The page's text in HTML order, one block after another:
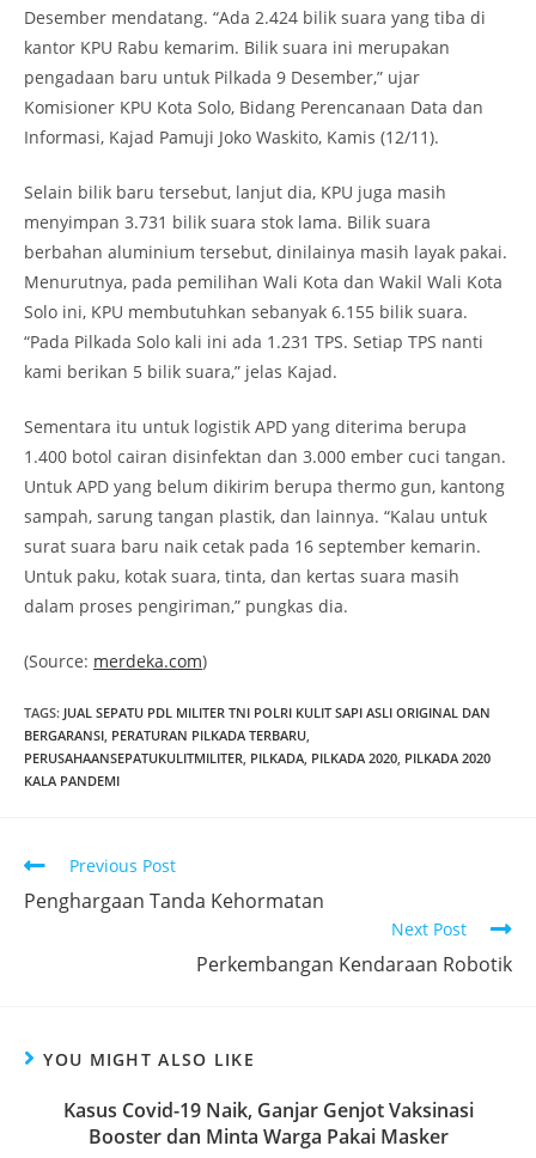
Desember mendatang. “Ada 2.424 bilik suara yang tiba di
kantor KPU Rabu kemarim. Bilik suara ini merupakan
pengadaan baru untuk Pilkada 9 Desember,” ujar
Komisioner KPU Kota Solo, Bidang Perencanaan Data dan
Informasi, Kajad Pamuji Joko Waskito, Kamis (12/11).
Selain bilik baru tersebut, lanjut dia, KPU juga masih
menyimpan 3.731 bilik suara stok lama. Bilik suara
berbahan aluminium tersebut, dinilainya masih layak pakai.
Menurutnya, pada pemilihan Wali Kota dan Wakil Wali Kota
Solo ini, KPU membutuhkan sebanyak 6.155 bilik suara.
“Pada Pilkada Solo kali ini ada 1.231 TPS. Setiap TPS nanti
kami berikan 5 bilik suara,” jelas Kajad.
Sementara itu untuk logistik APD yang diterima berupa
1.400 botol cairan disinfektan dan 3.000 ember cuci tangan.
Untuk APD yang belum dikirim berupa thermo gun, kantong
sampah, sarung tangan plastik, dan lainnya. “Kalau untuk
surat suara baru naik cetak pada 16 september kemarin.
Untuk paku, kotak suara, tinta, dan kertas suara masih
dalam proses pengiriman,” pungkas dia.
(Source: merdeka.com)
TAGS: JUAL SEPATU PDL MILITER TNI POLRI KULIT SAPI ASLI ORIGINAL DAN
BERGARANSI, PERATURAN PILKADA TERBARU,
PERUSAHAANSEPATUKULITMILITER, PILKADA, PILKADA 2020, PILKADA 2020
KALA PANDEMI
Read
articles
Previous Post
Penghargaan Tanda Kehormatan
Next Post
Perkembangan Kendaraan Robotik
YOU MIGHT ALSO LIKE
Kasus Covid-19 Naik, Ganjar Genjot Vaksinasi
Booster dan Minta Warga Pakai Masker